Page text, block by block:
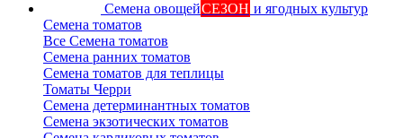
Семена овощейСЕЗОН и ягодных культур
Семена томатов
Все Семена томатов
Семена ранних томатов
Семена томатов для теплицы
Томаты Черри
Семена детерминантных томатов
Семена экзотических томатов